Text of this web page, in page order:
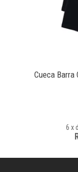
Cueca Barra
6 x